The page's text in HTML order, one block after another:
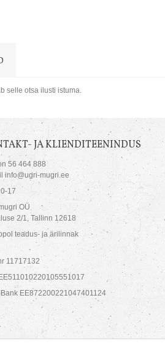
selle otsa ilusti istuma.
JA KLIENDITEENINDUS
56 464 888
info@ugri-mugri.ee
17
OÜ
2/1, Tallinn 12618
teadus- ja ärilinnak
11717132
EE872200221047401124